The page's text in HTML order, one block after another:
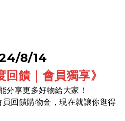
8/14
回饋｜會員獨享》
分享更多好物給大家！
回饋購物金，現在就讓你逛得